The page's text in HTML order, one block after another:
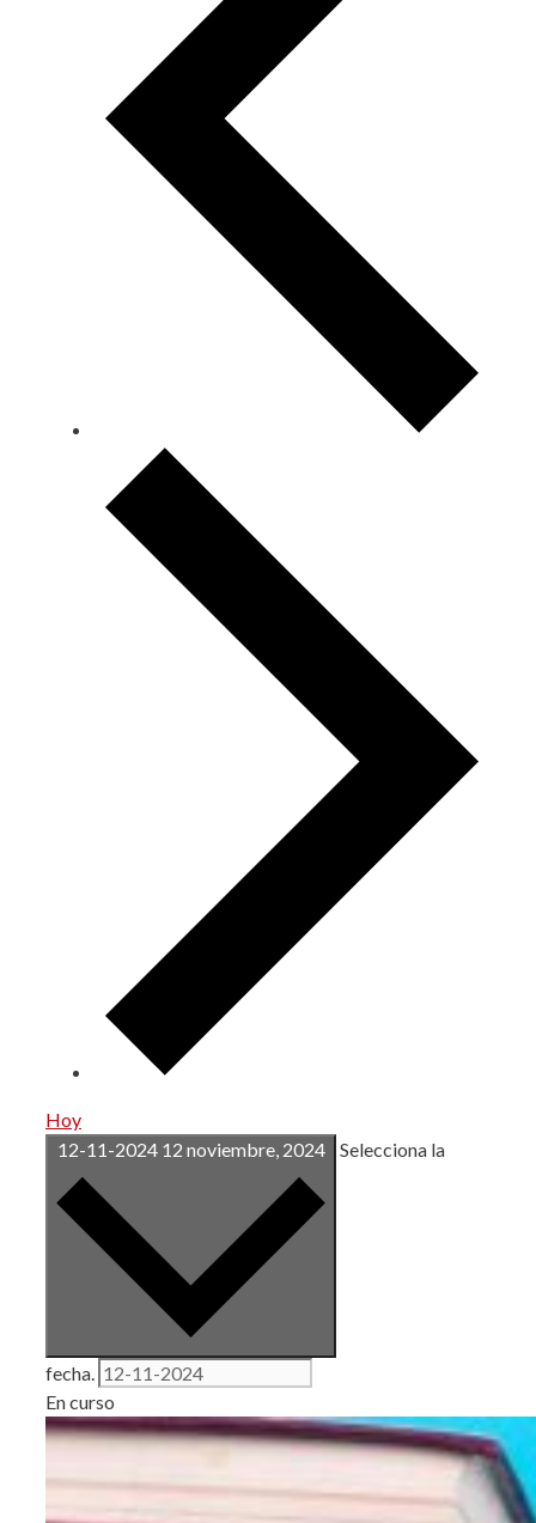
Hoy
12-11-2024 12 noviembre, 2024 Selecciona la
fecha.
En curso